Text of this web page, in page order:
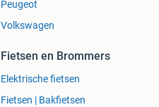
Peugeot
Volkswagen
Fietsen en Brommers
Elektrische fietsen
Fietsen | Bakfietsen